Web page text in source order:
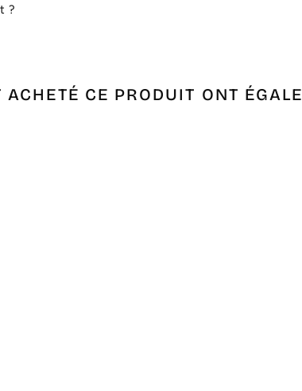
?
CE PRODUIT ONT